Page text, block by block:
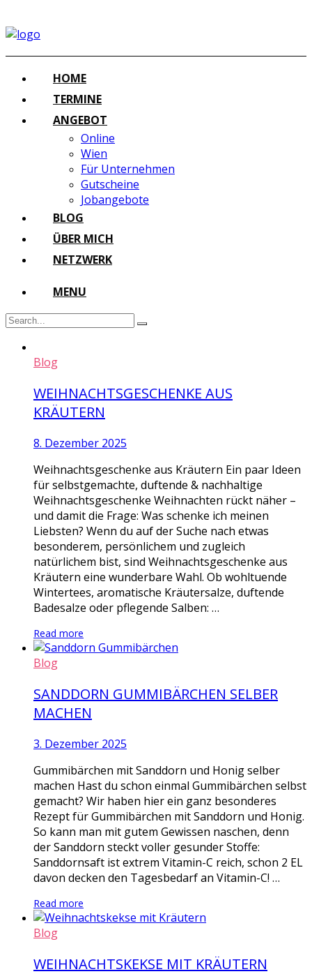
HOME
TERMINE
ANGEBOT
Online
Wien
Für Unternehmen
Gutscheine
Jobangebote
BLOG
ÜBER MICH
NETZWERK
MENU
Blog
WEIHNACHTSGESCHENKE AUS
KRÄUTERN
8. Dezember 2025
Weihnachtsgeschenke aus Kräutern Ein paar Ideen
für selbstgemachte, duftende & nachhaltige
Weihnachtsgeschenke Weihnachten rückt näher –
und damit die Frage: Was schenke ich meinen
Liebsten? Wenn du auf der Suche nach etwas
besonderem, persönlichem und zugleich
natürlichem bist, sind Weihnachtsgeschenke aus
Kräutern eine wunderbare Wahl. Ob wohltuende
Wintertees, aromatische Kräutersalze, duftende
Badesalze oder pflegende Salben: …
Read more
Blog
SANDDORN GUMMIBÄRCHEN SELBER
MACHEN
3. Dezember 2025
Gummibärchen mit Sanddorn und Honig selber
machen Hast du schon einmal Gummibärchen selbst
gemacht? Wir haben hier ein ganz besonderes
Rezept für Gummibärchen mit Sanddorn und Honig.
So kann man mit gutem Gewissen naschen, denn
der Sanddorn steckt voller gesunder Stoffe:
Sanddornsaft ist extrem Vitamin-C reich, schon 2 EL
davon decken den Tagesbedarf an Vitamin-C! …
Read more
Blog
WEIHNACHTSKEKSE MIT KRÄUTERN